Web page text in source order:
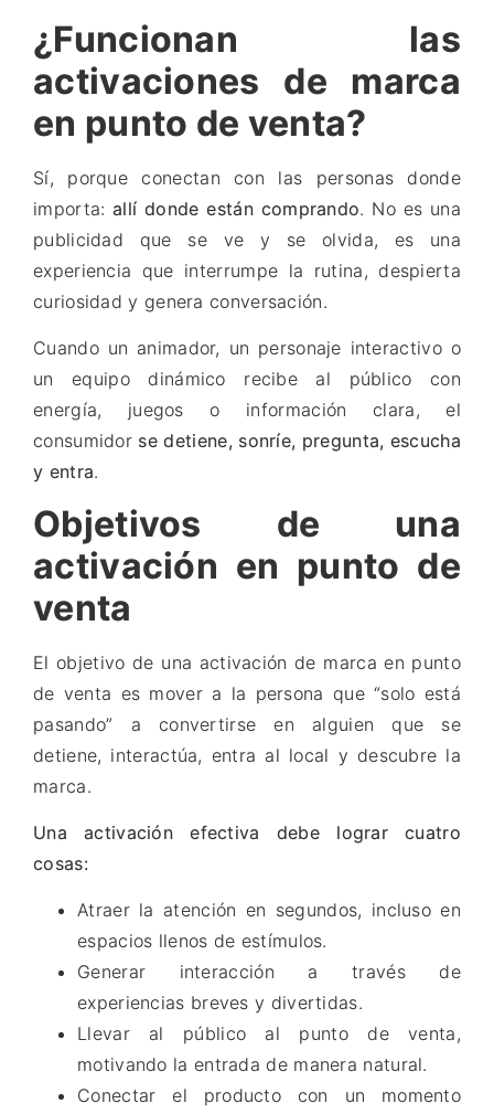
¿Funcionan las
activaciones de marca
en punto de venta?
Sí, porque conectan con las personas donde
importa:allí donde están comprando. No es una
publicidad que se ve y se olvida, es una
experiencia que interrumpe la rutina, despierta
curiosidad y genera conversación.
Cuando un animador, un personaje interactivo o
un equipo dinámico recibe al público con
energía, juegos o información clara, el
consumidor se detiene, sonríe, pregunta, escucha
y entra.
Objetivos de una
activación en punto de
venta
El objetivo de una activación de marca en punto
de venta es mover a la persona que “solo está
pasando” a convertirse en alguien que se
detiene, interactúa, entra al local y descubre la
marca.
Una activación efectiva debe lograr cuatro
cosas:
Atraer la atención en segundos, incluso en
espacios llenos de estímulos.
Generar interacción a través de
experiencias breves y divertidas.
Llevar al público al punto de venta,
motivando la entrada de manera natural.
Conectar el producto con un momento